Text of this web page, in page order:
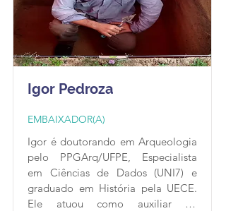
Igor Pedroza
EMBAIXADOR(A)
Igor é doutorando em Arqueologia
pelo PPGArq/UFPE, Especialista
em Ciências de Dados (UNI7) e
graduado em História pela UECE.
Ele atuou como auxiliar de